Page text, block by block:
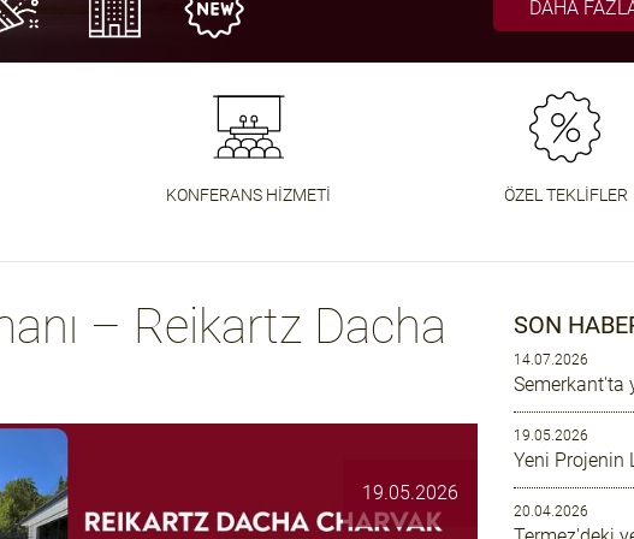
DAHA
DAHA
DAHA
AÇIK
DEVAMINI OKU
DAHA FAZLA AYRINTI
DAHA FAZLA DETAY
KONFERANS HIZMETI ÖZEL TEKLIFLER
– Reikartz Dacha
19.05.2026
SON
14.07.2026
Semerkant'ta
19.05.2026
Yeni Projenin
20.04.2026